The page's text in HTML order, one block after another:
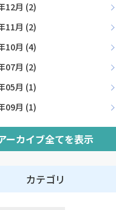
12月 (2)
11月 (2)
10月 (4)
07月 (2)
05月 (1)
09月 (1)
ーカイブ全てを表示
カテゴリ